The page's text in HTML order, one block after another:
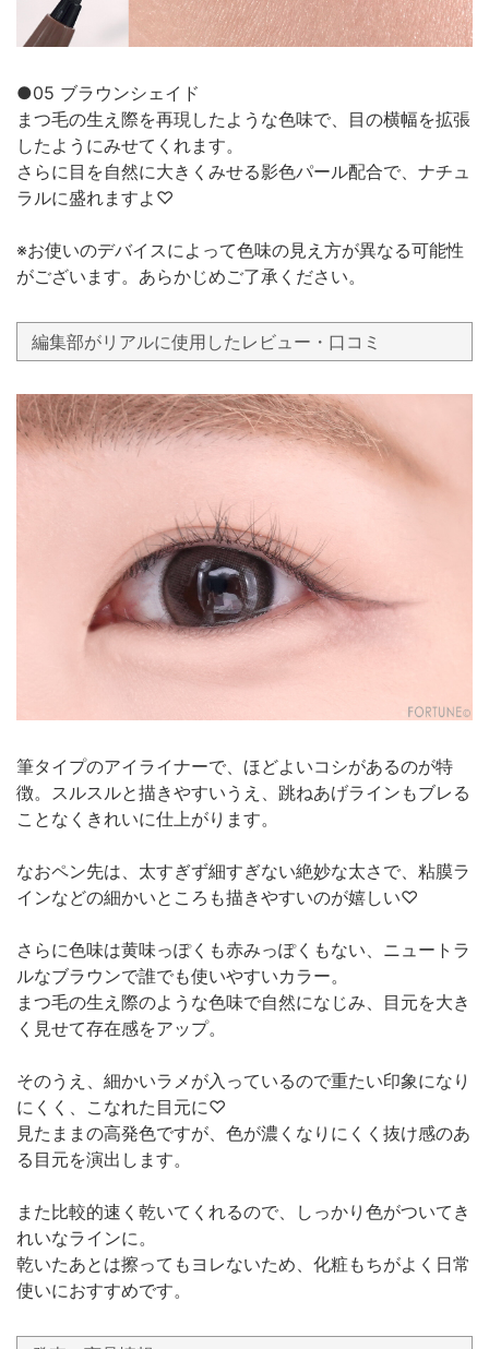
●05 ブラウンシェイド
まつ毛の生え際を再現したような色味で、目の横幅を拡張
したようにみせてくれます。
さらに目を自然に大きくみせる影色パール配合で、ナチュ
ラルに盛れますよ♡
※お使いのデバイスによって色味の見え方が異なる可能性
がございます。あらかじめご了承ください。
編集部がリアルに使用したレビュー・口コミ
筆タイプのアイライナーで、ほどよいコシがあるのが特
徴。スルスルと描きやすいうえ、跳ねあげラインもブレる
ことなくきれいに仕上がります。
なおペン先は、太すぎず細すぎない絶妙な太さで、粘膜ラ
インなどの細かいところも描きやすいのが嬉しい♡
さらに色味は黄味っぽくも赤みっぽくもない、ニュートラ
ルなブラウンで誰でも使いやすいカラー。
まつ毛の生え際のような色味で自然になじみ、目元を大き
く見せて存在感をアップ。
そのうえ、細かいラメが入っているので重たい印象になり
にくく、こなれた目元に♡
見たままの高発色ですが、色が濃くなりにくく抜け感のあ
る目元を演出します。
また比較的速く乾いてくれるので、しっかり色がついてき
れいなラインに。
乾いたあとは擦ってもヨレないため、化粧もちがよく日常
使いにおすすめです。